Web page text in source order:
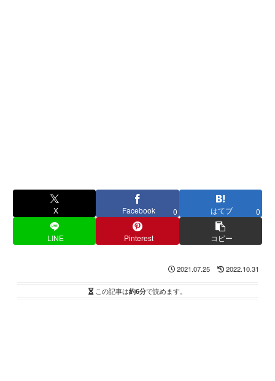
X Facebook 0 はてブ 0
LINE Pinterest コピー
2021.07.25 2022.10.31
この記事は約6分で読めます。